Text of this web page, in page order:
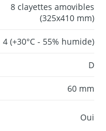
8 clayettes amovibles
(325x410 mm)
4 (+30°C - 55% humide)
D
60 mm
Oui